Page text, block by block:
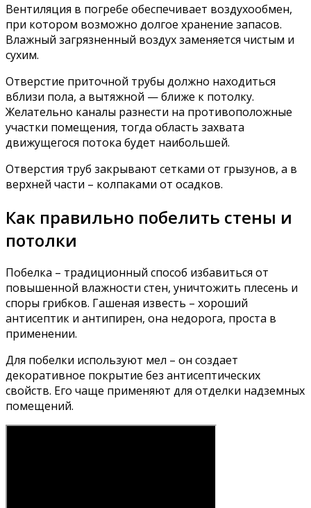
Вентиляция в погребе обеспечивает воздухообмен,
при котором возможно долгое хранение запасов.
Влажный загрязненный воздух заменяется чистым и
сухим.
Отверстие приточной трубы должно находиться
вблизи пола, а вытяжной — ближе к потолку.
Желательно каналы разнести на противоположные
участки помещения, тогда область захвата
движущегося потока будет наибольшей.
Отверстия труб закрывают сетками от грызунов, а в
верхней части – колпаками от осадков.
Как правильно побелить стены и
потолки
Побелка – традиционный способ избавиться от
повышенной влажности стен, уничтожить плесень и
споры грибков. Гашеная известь – хороший
антисептик и антипирен, она недорога, проста в
применении.
Для побелки используют мел – он создает
декоративное покрытие без антисептических
свойств. Его чаще применяют для отделки надземных
помещений.